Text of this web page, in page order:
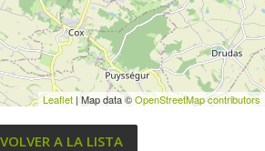
Leaflet | Map data ©OpenStreetMap contributors
VOLVER A LA LISTA